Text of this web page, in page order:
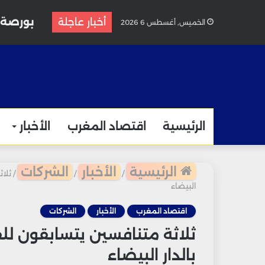
الخميس, أغسطس 6 2026 أخبار عاجلة
الرئيسية اقتصاد المغرب الأخبار
الرئيسية / الأخبار / الشركات /
البيضاء
اقتصاد المغرب الأخبار الشركات
ثلاثة متنافسين يتسابقون
بالدار البيضاء